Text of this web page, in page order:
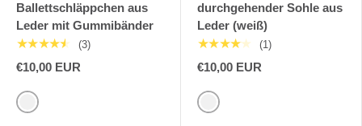
Ballettschläppchen aus
Leder mit Gummibänder
★★★★★ (3)
€10,00 EUR
Blassrosa
durchgehender Sohle aus
Leder (weiß)
★★★★★ (1)
€10,00 EUR
Weiß